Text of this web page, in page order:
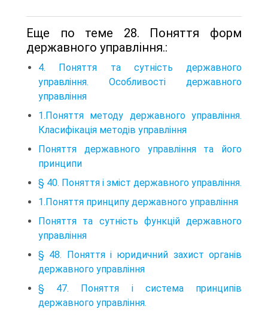
Еще по теме 28. Поняття форм
державного управління.:
4. Поняття та сутність державного
управління. Особливості державного
управління
1.Поняття методу державного управління.
Класифікація методів управління
Поняття державного управління та його
принципи
§ 40. Поняття і зміст державного управління.
1.Поняття принципу державного управління
Поняття та сутність функцій державного
управління
§ 48. Поняття і юридичний захист органів
державного управління
§ 47. Поняття і система принципів
державного управління.